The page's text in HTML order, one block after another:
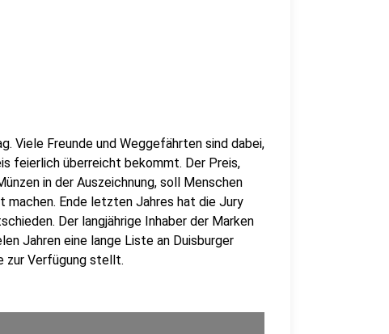
Viele Freunde und Weggefährten sind dabei,
feierlich überreicht bekommt. Der Preis,
in der Auszeichnung, soll Menschen
machen. Ende letzten Jahres hat die Jury
Der langjährige Inhaber der Marken
Jahren eine lange Liste an Duisburger
zur Verfügung stellt.